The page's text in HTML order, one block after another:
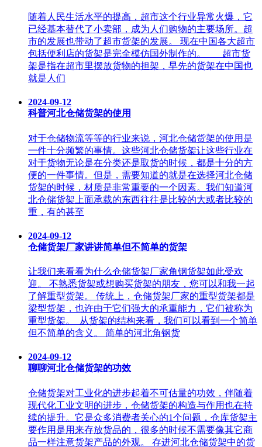
随着人民生活水平的提高，超市这个行业异常火爆，它
已经基本替代了小卖部，成为人们购物的主要场所。超
市的发展也带动了超市货架的发展。 现在中国各大超市
包括便利店的货架是完全模仿国外制作的。 超市货
架是指在超市里摆放货物的担架，早先的货架在中国也
就是人们
2024-09-12
科普河北仓储货架的使用
对于仓储物流等等的行业来说，河北仓储货架的使用是
一件十分频繁的事情。这些河北仓储货架让这些行业在
对于货物无论是在分类还是取货的时候，都是十分的方
便的一件事情。但是，需要知道的就是在选择河北仓储
货架的时候，材质是非常重要的一个因素。我们知道河
北仓储货架上面承载的东西往往是比较的大或者比较的
重，有的甚至
2024-09-12
仓储货架厂家讲讲简单但不简单的货架
让我们来看看为什么仓储货架厂家角钢货架如此受欢
迎。 不熟悉货架或想购买货架的朋友，您可以和我一起
了解重型货架。 传统上，仓储货架厂家的重型货架都是
梁型货架，也许由于它们强大的承重能力，它们被称为
重型货架。 从货架的结构来看，我们可以看到一个简单
但不简单的含义。 简单的河北角钢货
2024-09-12
聊聊河北仓储货架的功效
仓储货架对工业化的进步起着不可估量的功效，伴随着
现代化工业文明的进步，仓储货架的构造与作用也在持
续的提升。它是众多消费者关心的1个问题，仓库货架主
要作用是用来存放货品的，很多的时候不需要像其它商
品一样注意货架产品的外观。 存进河北仓储货架中的货